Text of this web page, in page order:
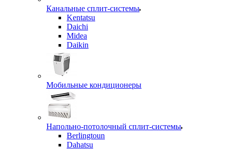
Канальные сплит-системы
Kentatsu
Daichi
Midea
Daikin
Мобильные кондиционеры
Напольно-потолочный сплит-системы
Berlingtoun
Dahatsu